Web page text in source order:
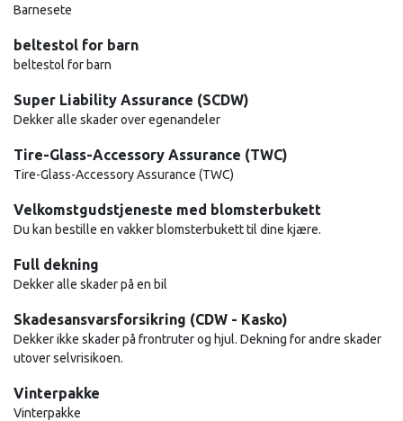
Barnesete
beltestol for barn
beltestol for barn
Super Liability Assurance (SCDW)
Dekker alle skader over egenandeler
Tire-Glass-Accessory Assurance (TWC)
Tire-Glass-Accessory Assurance (TWC)
Velkomstgudstjeneste med blomsterbukett
Du kan bestille en vakker blomsterbukett til dine kjære.
Full dekning
Dekker alle skader på en bil
Skadesansvarsforsikring (CDW - Kasko)
Dekker ikke skader på frontruter og hjul. Dekning for andre skader
utover selvrisikoen.
Vinterpakke
Vinterpakke